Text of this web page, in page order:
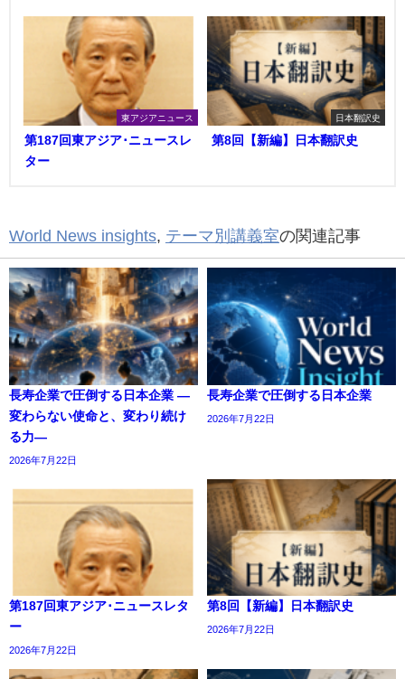
東アジアニュース
第187回東アジア･ニュースレ
ター
日本翻訳史
第8回【新編】日本翻訳史
World News insights, テーマ別講義室の関連記事
長寿企業で圧倒する日本企業 ―
変わらない使命と、変わり続け
る力―
2026年7月22日
長寿企業で圧倒する日本企業
2026年7月22日
第187回東アジア･ニュースレタ
ー
2026年7月22日
第8回【新編】日本翻訳史
2026年7月22日